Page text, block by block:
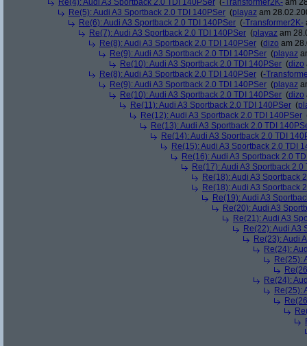
Re(4): Audi A3 Sportback 2.0 TDI 140PSer (-Transformer2K- am
Re(5): Audi A3 Sportback 2.0 TDI 140PSer (playaz am
Re(6): Audi A3 Sportback 2.0 TDI 140PSer (-Transformer2K-
Re(7): Audi A3 Sportback 2.0 TDI 140PSer (playaz am
Re(8): Audi A3 Sportback 2.0 TDI 140PSer (dizo am
Re(9): Audi A3 Sportback 2.0 TDI 140PSer (playaz
Re(10): Audi A3 Sportback 2.0 TDI 140PSer (dizo
Re(8): Audi A3 Sportback 2.0 TDI 140PSer (-
Re(9): Audi A3 Sportback 2.0 TDI 140PSer (playaz
Re(10): Audi A3 Sportback 2.0 TDI 140PSer (dizo
Re(11): Audi A3 Sportback 2.0 TDI 140PSer (
Re(12): Audi A3 Sportback 2.0 TDI 140PSer
Re(13): Audi A3 Sportback 2.0 TDI
Re(14): Audi A3 Sportback 2.0 TDI
Re(15): Audi A3 Sportback 2.0 TDI
Re(16): Audi A3 Sportback 2.0
Re(17): Audi A3 Sportback 2.0
Re(18): Audi A3 Sportback
Re(18): Audi A3 Sportback
Re(19): Audi A3
Re(20): Audi A3
Re(21): Audi A3
Re(22): Audi A3
Re(23): Audi
Re(24):
Re(25):
Re(24):
Re(25):